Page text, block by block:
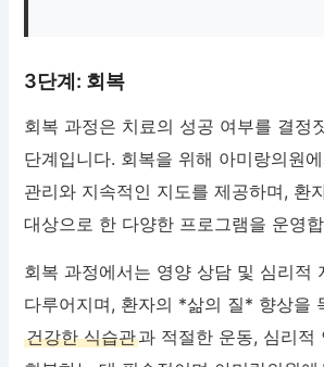
3단계: 회복
회복 과정은 치료의 성공 여부를 결정
단계입니다. 회복을 위해 아미랑의원
관리와 지속적인 지도를 제공하며, 환
대상으로 한 다양한 프로그램을 운영
회복 과정에서는 영양 상담 및 심리적
다루어지며, 환자의 *삶의 질* 향상을
건강한 식습관과 적절한 운동, 심리적